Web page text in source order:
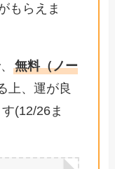
もらえま
無料（ノー
上、運が良
(12/26ま